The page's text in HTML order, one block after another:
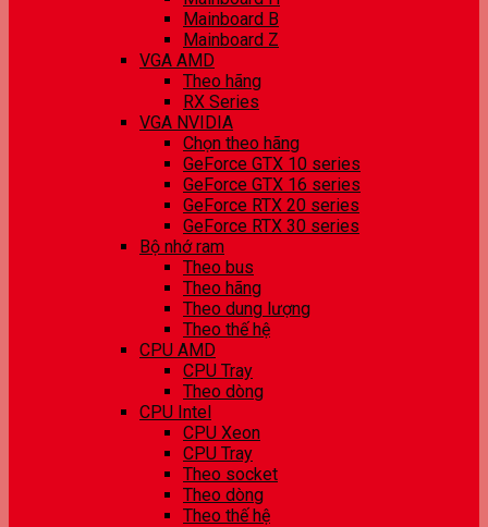
Mainboard B
Mainboard Z
VGA AMD
Theo hãng
RX Series
VGA NVIDIA
Chọn theo hãng
GeForce GTX 10 series
GeForce GTX 16 series
GeForce RTX 20 series
GeForce RTX 30 series
Bộ nhớ ram
Theo bus
Theo hãng
Theo dung lượng
Theo thế hệ
CPU AMD
CPU Tray
Theo dòng
CPU Intel
CPU Xeon
CPU Tray
Theo socket
Theo dòng
Theo thế hệ